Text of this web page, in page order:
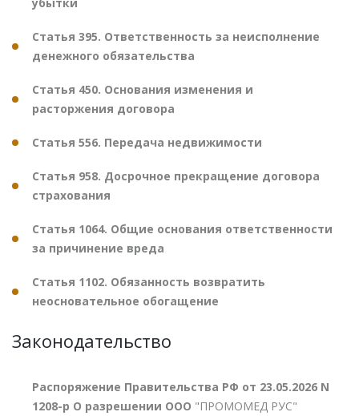
Статья 395. Ответственность за неисполнение
денежного обязательства
Статья 450. Основания изменения и
расторжения договора
Статья 556. Передача недвижимости
Статья 958. Досрочное прекращение договора
страхования
Статья 1064. Общие основания ответственности
за причинение вреда
Статья 1102. Обязанность возвратить
неосновательное обогащение
Законодательство
Распоряжение Правительства РФ от 23.05.2026 N
1208-р О разрешении ООО "ПРОМОМЕД РУС"